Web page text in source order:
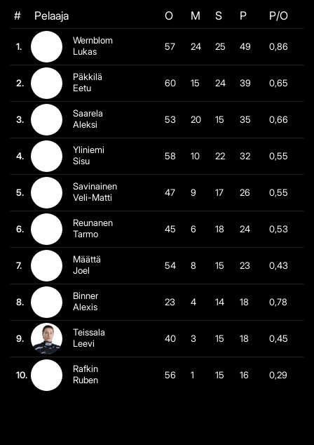
# Pelaaja O M S P P/O
1.
Wernblom
Lukas
57 24 25 49 0,86
2.
Päkkilä
Eetu
60 15 24 39 0,65
3.
Saarela
Aleksi
53 20 15 35 0,66
4.
Yliniemi
Sisu
58 10 22 32 0,55
5.
Savinainen
Veli-Matti
47 9 17 26 0,55
6.
Reunanen
Tarmo
45 6 18 24 0,53
7.
Määttä
Joel
54 8 15 23 0,43
8.
Binner
Alexis
23 4 14 18 0,78
9.
Teissala
Leevi
40 3 15 18 0,45
10.
Rafkin
Ruben
56 1 15 16 0,29